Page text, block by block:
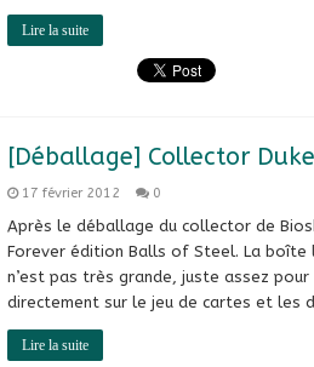
Lire la suite
[Déballage] Collector
17 février 2012 0
Après le déballage du collector de
Forever édition Balls of Steel. La boîte
n’est pas très grande, juste assez
directement sur le jeu de cartes et les
Lire la suite